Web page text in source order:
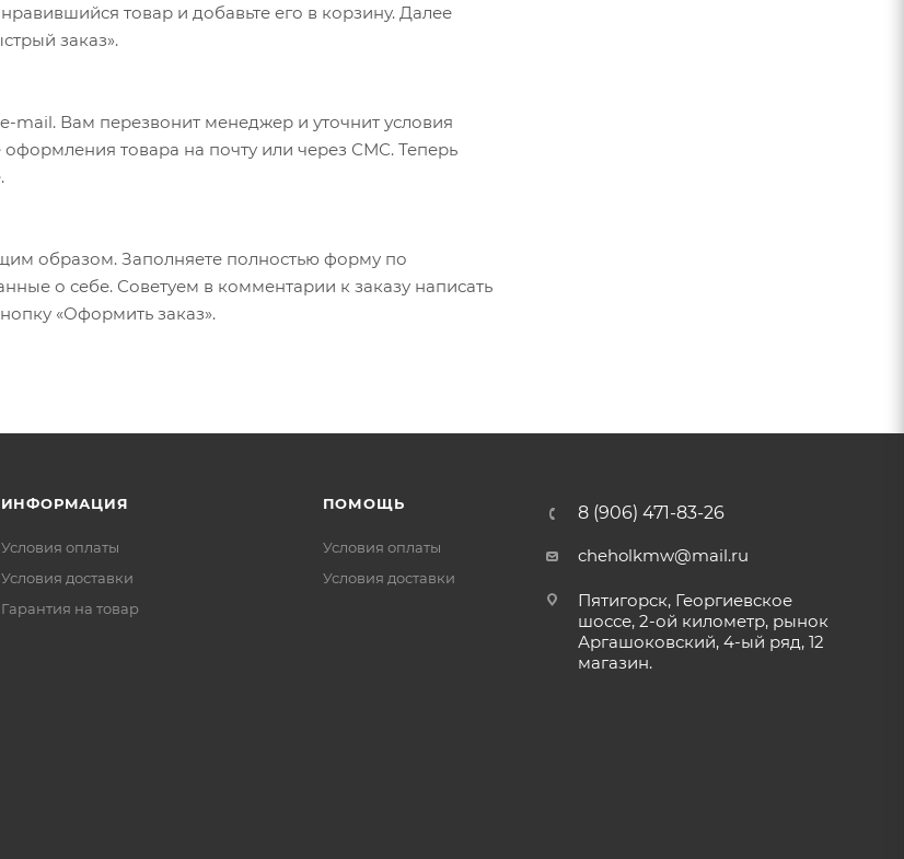
товар и добавьте его в корзину. Далее
заказ».
Вам перезвонит менеджер и уточнит условия
товара на почту или через СМС. Теперь
образом. Заполняете полностью форму по
о себе. Советуем в комментарии к заказу написать
«Оформить заказ».
ИНФОРМАЦИЯ
Условия оплаты
Условия доставки
Гарантия на товар
ПОМОЩЬ
Условия оплаты
Условия доставки
8 (906) 471-83-26
cheholkmw@mail.ru
Пятигорск, Георгиевское
шоссе, 2-ой километр, рынок
Аргашоковский, 4-ый ряд, 12
магазин.